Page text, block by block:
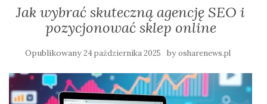
Jak wybrać skuteczną agencję SEO i
pozycjonować sklep online
Opublikowany24 października 2025 byosharenews.pl